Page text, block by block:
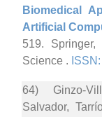
Biomedical
Artificial
519.
Science . ISSN:
64) Ginzo-
Salvador,